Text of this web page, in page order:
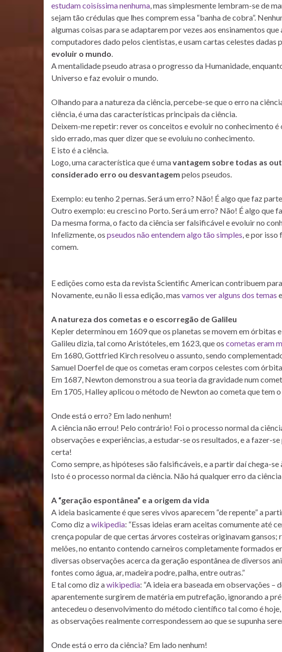
estudam coisíssima nenhuma, mas simplesmente lembram-se de
sejam tão crédulas que lhes comprem essa “banha de cobra”.
algumas coisas para se adaptarem por vezes aos ensinamentos
computadores dado pelos cientistas, e usam cartas celestes dadas
evoluir o mundo.
A mentalidade pseudo atrasa o progresso da Humanidade,
Universo e faz evoluir o mundo.
Olhando para a natureza da ciência, percebe-se que o erro na
ciência, é uma das características principais da ciência.
Deixem-me repetir: rever os conceitos e evoluir no conhecimento
sido errado, mas quer dizer que se evoluiu no conhecimento.
E isto é a ciência.
Logo, uma característica que é umavantagem sobre todas as
considerado erro ou desvantagem pelos pseudos.
Exemplo: eu tenho 2 pernas. Será um erro? Não! É algo que faz
Outro exemplo: eu cresci no Porto. Será um erro? Não! É algo que
Da mesma forma, o facto da ciência ser falsificável e evoluir no
Infelizmente, os pseudos não entendem algo tão simples, e por
comem.
E edições como esta da revista Scientific American contribuem
Novamente, eu não li essa edição, mas vamos ver alguns dos temas
A natureza dos cometas e o escorregão de Galileu
Kepler determinou em 1609 que os planetas se movem em órbitas
Galileu dizia, tal como Aristóteles, em 1623, que os cometas eram
Em 1680, Gottfried Kirch resolveu o assunto, sendo
Samuel Doerfel de que os cometas eram corpos celestes com
Em 1687, Newton demonstrou a sua teoria da gravidade num
Em 1705, Halley aplicou o método de Newton ao cometa que tem o
Onde está o erro? Em lado nenhum!
A ciência não errou! Pelo contrário! Foi o processo normal da
observações e experiências, a estudar-se os resultados, e a fazer-
certa!
Como sempre, as hipóteses são falsificáveis, e a partir daí chega-se
Isto é o processo normal da ciência. Não há qualquer erro da
A “geração espontânea” e a origem da vida
A ideia basicamente é que seres vivos aparecem “de repente” a
Como diz awikipedia: “Essas ideias eram aceitas comumente até
crença popular de que certas árvores costeiras originavam
melões, no entanto contendo carneiros completamente formados
diversas observações acerca da geração espontânea de diversos
fontes como água, ar, madeira podre, palha, entre outras.”
E tal como diz awikipedia: “A ideia era baseada em observações
aparentemente surgirem de matéria em putrefação, ignorando a
antecedeu o desenvolvimento do método científico tal como é
as observações realmente correspondessem ao que se supunha
Onde está o erro da ciência? Em lado nenhum!